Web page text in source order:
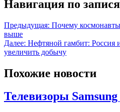
Навигация по
Предыдущая: Почему космонавты
выше
Далее: Нефтяной гамбит: Россия
увеличить добычу
Похожие новости
Телевизоры